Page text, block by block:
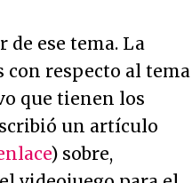
de ese tema. La
con respecto al tema
que tienen los
un artículo
) sobre,